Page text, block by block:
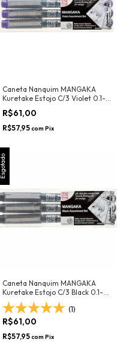
Caneta Nanquim MANGAKA
Kuretake Estojo C/3 Violet 0.1-
0.2-0.5mm
R$61,00
R$57,95com Pix
Esgotado
Caneta Nanquim MANGAKA
Kuretake Estojo C/3 Black 0.1-
0.3-0.5mm
(1)
R$61,00
R$57,95com Pix